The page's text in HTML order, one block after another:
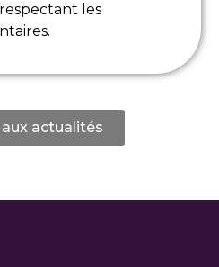
les
actualités